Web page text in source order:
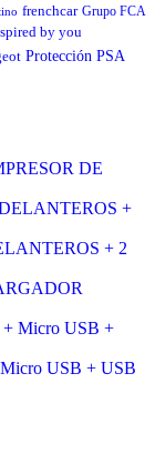
frenchcar Grupo FCA
by you
Protección PSA
DE
+ 2
USB + USB